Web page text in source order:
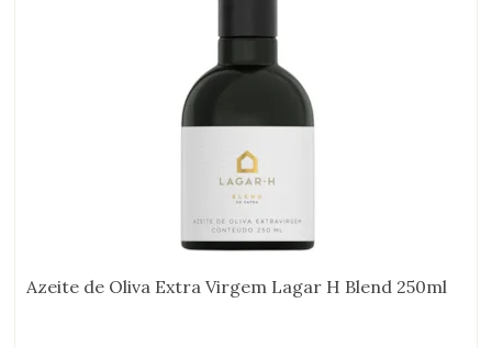
Azeite de Oliva Extra Virgem Lagar H Blend 250ml